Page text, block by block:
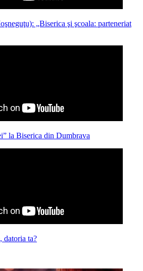
„Biserica şi şcoala: parteneriat
la Biserica din Dumbrava
datoria ta?